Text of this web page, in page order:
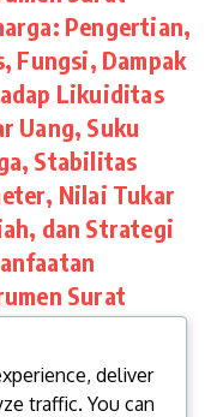
Pengertian,
Fungsi, Dampak
Likuiditas
Uang, Suku
Stabilitas
Nilai Tukar
dan Strategi
Surat
alat investasi dan
yang diterbitkan
deliver
traffic. You can